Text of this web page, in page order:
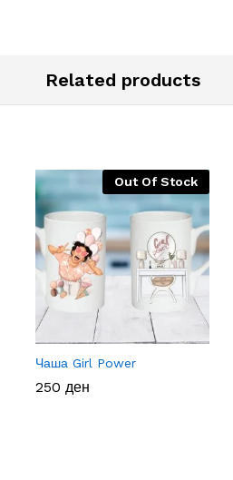
Related products
Out Of Stock
Чаша Girl Power
250 ден
250 ден